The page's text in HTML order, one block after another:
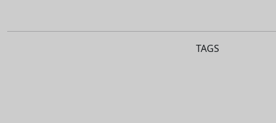
TAGS